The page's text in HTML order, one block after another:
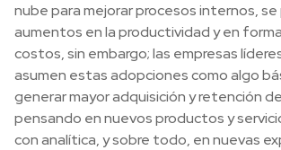
nube para mejorar procesos internos,
aumentos en la productividad y en
costos, sin embargo; las empresas
asumen estas adopciones como algo
generar mayor adquisición y retención
pensando en nuevos productos y
con analítica, y sobre todo, en nuevas